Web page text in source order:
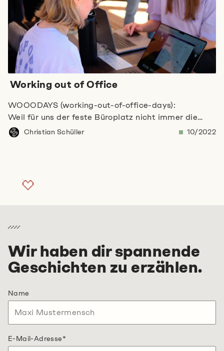
Working out of Office
WOOODAYS (working-out-of-office-days):
Weil für uns der feste Büroplatz nicht immer die
beste Lösung für Kreativität und Konzentration ist.
Christian Schüller 10/2022
Wir haben dir spannende
Geschichten zu erzählen.
Name
E-Mail-Adresse*